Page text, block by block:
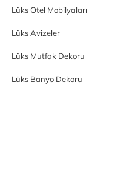
Lüks Otel Mobilyaları
Lüks Avizeler
Lüks Mutfak Dekoru
Lüks Banyo Dekoru